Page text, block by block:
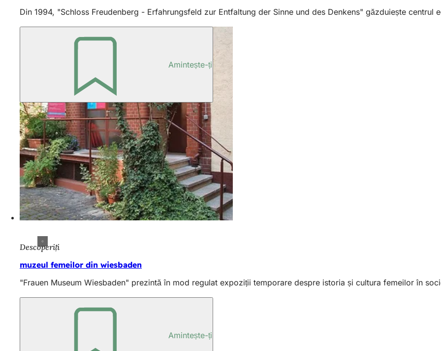
Din 1994, "Schloss Freudenberg - Erfahrungsfeld zur Entfaltung der Sinne und des Denkens" găzduiește centrul
Amintește-ți
Descoperiți
muzeul femeilor din wiesbaden
"Frauen Museum Wiesbaden" prezintă în mod regulat expoziții temporare despre istoria și cultura femeilor în
Amintește-ți